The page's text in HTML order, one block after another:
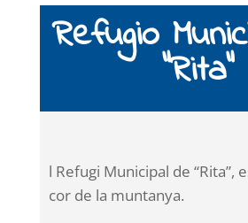
Refugio
“Rita”
l Refugi Municipal de “Rita”,
cor de la muntanya.